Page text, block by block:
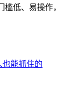
低、易操作，